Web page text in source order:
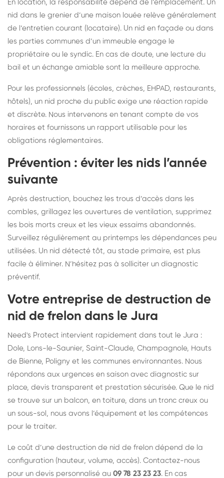
En location, la responsabilité dépend de l’emplacement. Un
nid dans le grenier d’une maison louée relève généralement
de l’entretien courant (locataire). Un nid en façade ou dans
les parties communes d’un immeuble engage le
propriétaire ou le syndic. En cas de doute, une lecture du
bail et un échange amiable sont la meilleure approche.
Pour les professionnels (écoles, crèches, EHPAD, restaurants,
hôtels), un nid proche du public exige une réaction rapide
et discrète. Nous intervenons en tenant compte de vos
horaires et fournissons un rapport utilisable pour les
obligations réglementaires.
Prévention : éviter les nids l’année
suivante
Après destruction, bouchez les trous d’accès dans les
combles, grillagez les ouvertures de ventilation, supprimez
les bois morts creux et les vieux essaims abandonnés.
Surveillez régulièrement au printemps les dépendances peu
utilisées. Un nid détecté tôt, au stade primaire, est plus
facile à éliminer. N’hésitez pas à solliciter un diagnostic
préventif.
Votre entreprise de destruction de
nid de frelon dans le Jura
Need's Protect intervient rapidement dans tout le Jura :
Dole, Lons-le-Saunier, Saint-Claude, Champagnole, Hauts
de Bienne, Poligny et les communes environnantes. Nous
répondons aux urgences en saison avec diagnostic sur
place, devis transparent et prestation sécurisée. Que le nid
se trouve sur un balcon, en toiture, dans un tronc creux ou
un sous-sol, nous avons l’équipement et les compétences
pour le traiter.
Le coût d’une destruction de nid de frelon dépend de la
configuration (hauteur, volume, accès). Contactez-nous
pour un devis personnalisé au 09 78 23 23 23. En cas